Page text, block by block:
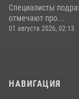
Специалисты
отмечают про...
01 августа 2026, 02:13
НАВИГАЦИЯ